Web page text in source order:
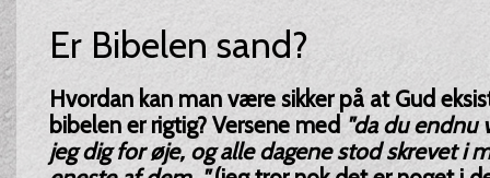
Er Bibelen sand?
Hvordan kan man være sikker på at Gud
bibelen er rigtig? Versene med "da du endnu
jeg dig for øje, og alle dagene stod skrevet i